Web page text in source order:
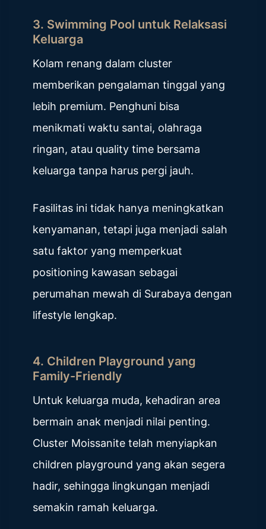
3. Swimming Pool untuk Relaksasi
Keluarga
Kolam renang dalam cluster
memberikan pengalaman tinggal yang
lebih premium. Penghuni bisa
menikmati waktu santai, olahraga
ringan, atau quality time bersama
keluarga tanpa harus pergi jauh.
Fasilitas ini tidak hanya meningkatkan
kenyamanan, tetapi juga menjadi salah
satu faktor yang memperkuat
positioning kawasan sebagai
perumahan mewah di Surabaya dengan
lifestyle lengkap.
4. Children Playground yang
Family-Friendly
Untuk keluarga muda, kehadiran area
bermain anak menjadi nilai penting.
Cluster Moissanite telah menyiapkan
children playground yang akan segera
hadir, sehingga lingkungan menjadi
semakin ramah keluarga.